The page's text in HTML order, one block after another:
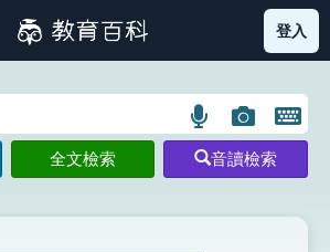
筆畫索引圖示 部首索引表圖示
登入
語
言
搜
示
圖
片
搜
開
鍵
圖
全文檢索 音讀檢索